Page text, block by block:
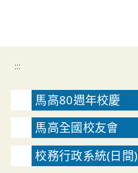
:::
馬高80週年校慶
馬高全國校友會
校務行政系統(日間)